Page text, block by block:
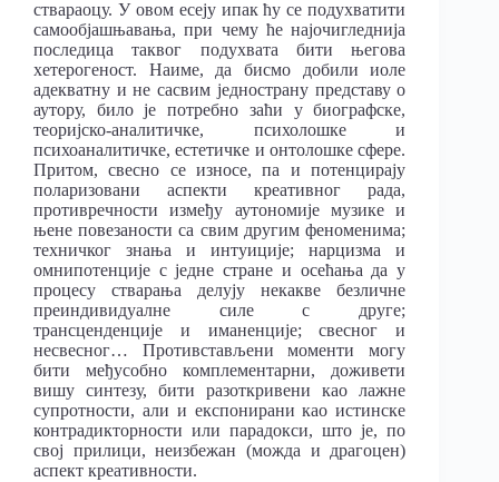
ствараоцу. У овом есеју ипак ћу се подухватити
самообјашњавања, при чему ће најочигледнија
последица таквог подухвата бити његова
хетерогеност. Наиме, да бисмо добили иоле
адекватну и не сасвим једнострану представу о
аутору, било је потребно заћи у биографске,
теоријско-аналитичке, психолошке и
психоаналитичке, естетичке и онтолошке сфере.
Притом, свесно се износе, па и потенцирају
поларизовани аспекти креативног рада,
противречности између аутономије музике и
њене повезаности са свим другим феноменима;
техничког знања и интуиције; нарцизма и
омнипотенције с једне стране и осећања да у
процесу стварања делују некакве безличне
преиндивидуалне силе с друге;
трансценденције и иманенције; свесног и
несвесног… Противстављени моменти могу
бити међусобно комплементарни, доживети
вишу синтезу, бити разоткривени као лажне
супротности, али и експонирани као истинске
контрадикторности или парадокси, што је, по
свој прилици, неизбежан (можда и драгоцен)
аспект креативности.